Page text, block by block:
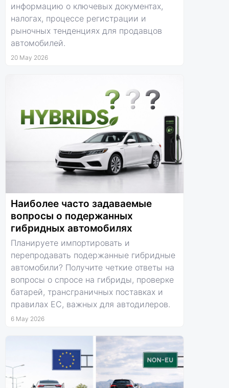
информацию о ключевых документах,
налогах, процессе регистрации и
рыночных тенденциях для продавцов
автомобилей.
20 May 2026
Наиболее часто задаваемые
вопросы о подержанных
гибридных автомобилях
Планируете импортировать и
перепродавать подержанные гибридные
автомобили? Получите четкие ответы на
вопросы о спросе на гибриды, проверке
батарей, трансграничных поставках и
правилах ЕС, важных для автодилеров.
6 May 2026